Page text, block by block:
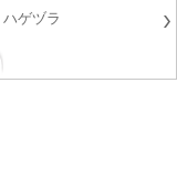
ハゲヅラ